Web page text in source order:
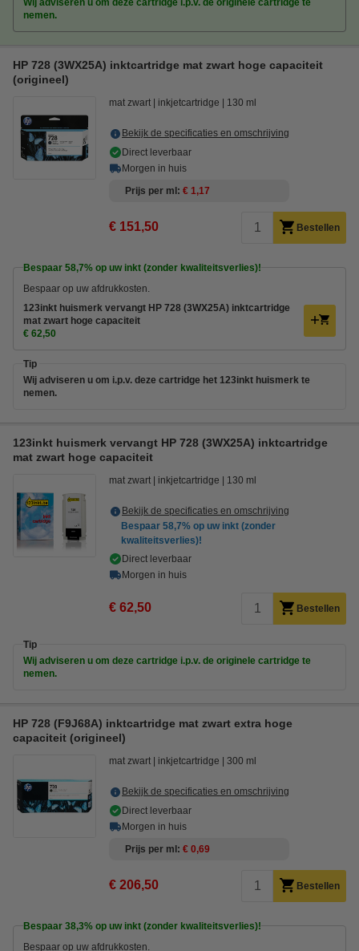
nemen.
HP 728 (3WX25A) inktcartridge mat zwart hoge capaciteit
(origineel)
mat zwart inkjetcartridge 130 ml
Bekijk de specificaties en omschrijving
Direct leverbaar
Morgen in huis
Prijs per ml € 1,17
€ 151,50 Bestellen
Bespaar 58,7% op uw inkt (zonder kwaliteitsverlies)!
Bespaar op uw afdrukkosten.
123inkt huismerk vervangt HP 728 (3WX25A) inktcartridge
mat zwart hoge capaciteit
€ 62,50
Tip
Wij adviseren u om i.p.v. deze cartridge het 123inkt huismerk te
nemen.
123inkt huismerk vervangt HP 728 (3WX25A) inktcartridge
mat zwart hoge capaciteit
mat zwart inkjetcartridge 130 ml
Bekijk de specificaties en omschrijving
Bespaar 58,7% op uw inkt (zonder
kwaliteitsverlies)!
Direct leverbaar
Morgen in huis
€ 62,50 Bestellen
Tip
Wij adviseren u om deze cartridge i.p.v. de originele cartridge te
nemen.
HP 728 (F9J68A) inktcartridge mat zwart extra hoge
capaciteit (origineel)
mat zwart inkjetcartridge 300 ml
Bekijk de specificaties en omschrijving
Direct leverbaar
Morgen in huis
Prijs per ml € 0,69
€ 206,50 Bestellen
Bespaar 38,3% op uw inkt (zonder kwaliteitsverlies)!
Bespaar op uw afdrukkosten.